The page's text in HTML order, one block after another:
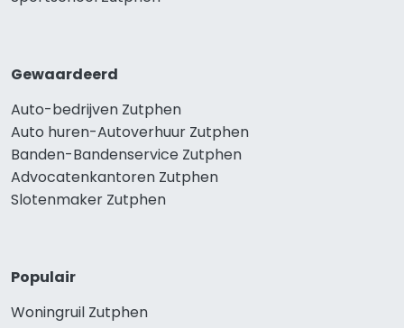
Gewaardeerd
Auto-bedrijven Zutphen
Auto huren-Autoverhuur Zutphen
Banden-Bandenservice Zutphen
Advocatenkantoren Zutphen
Slotenmaker Zutphen
Populair
Woningruil Zutphen